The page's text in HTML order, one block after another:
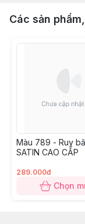
Các sản
Màu 789 - Ruy
SATIN CAO CẤP
289.000đ
Chọn